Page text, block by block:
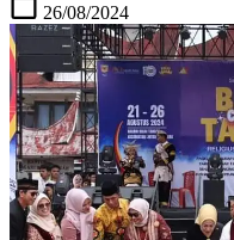
26/08/2024